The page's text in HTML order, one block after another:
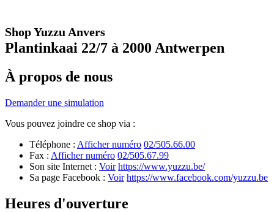
Shop Yuzzu Anvers
Plantinkaai 22/7 à 2000 Antwerpen
À propos de nous
Demander une simulation
Vous pouvez joindre ce shop via :
Téléphone : Afficher numéro 02/505.66.00
Fax : Afficher numéro 02/505.67.99
Son site Internet : Voir https://www.yuzzu.be/
Sa page Facebook : Voir https://www.facebook.com/yuzzu.be
Heures d'ouverture